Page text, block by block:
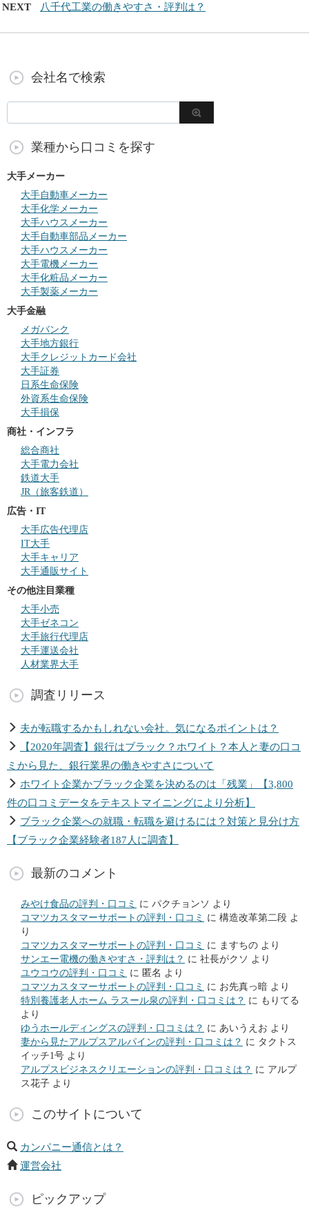
NEXT
八千代工業の働きやすさ・評判は？
会社名で検索
業種から口コミを探す
大手メーカー
大手自動車メーカー
大手化学メーカー
大手ハウスメーカー
大手自動車部品メーカー
大手ハウスメーカー
大手電機メーカー
大手化粧品メーカー
大手製薬メーカー
大手金融
メガバンク
大手地方銀行
大手クレジットカード会社
大手証券
日系生命保険
外資系生命保険
大手損保
商社・インフラ
総合商社
大手電力会社
鉄道大手
JR（旅客鉄道）
広告・IT
大手広告代理店
IT大手
大手キャリア
大手通販サイト
その他注目業種
大手小売
大手ゼネコン
大手旅行代理店
大手運送会社
人材業界大手
調査リリース
夫が転職するかもしれない会社。気になるポイントは？
【2020年調査】銀行はブラック？ホワイト？本人と妻の口コ
ミから見た、銀行業界の働きやすさについて
ホワイト企業かブラック企業を決めるのは「残業」【3,800
件の口コミデータをテキストマイニングにより分析】
ブラック企業への就職・転職を避けるには？対策と見分け方
【ブラック企業経験者187人に調査】
最新のコメント
みやけ食品の評判・口コミ に パクチョンソ より
コマツカスタマーサポートの評判・口コミ に 構造改革第二段 よ
り
コマツカスタマーサポートの評判・口コミ に ますちの より
サンエー電機の働きやすさ・評判は？ に 社長がクソ より
ユウコウの評判・口コミ に 匿名 より
コマツカスタマーサポートの評判・口コミ に お先真っ暗 より
特別養護老人ホーム ラスール泉の評判・口コミは？ に もりてる
より
ゆうホールディングスの評判・口コミは？ に あいうえお より
妻から見たアルプスアルパインの評判・口コミは？ に タクトス
イッチ1号 より
アルプスビジネスクリエーションの評判・口コミは？ に アルプ
ス花子 より
このサイトについて
カンパニー通信とは？
運営会社
ピックアップ